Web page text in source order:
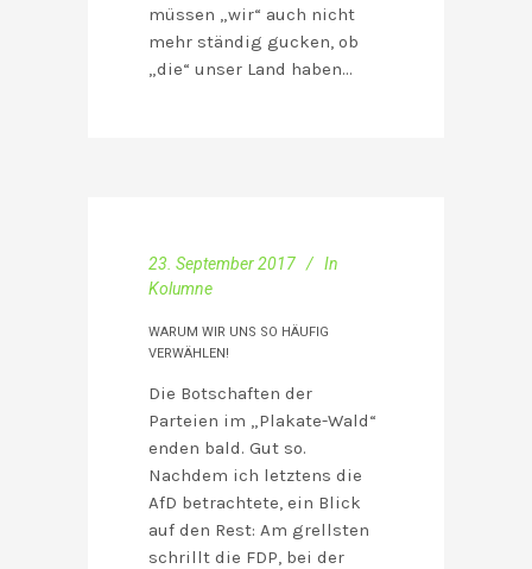
müssen „wir“ auch nicht
mehr ständig gucken, ob
„die“ unser Land haben…
23. September 2017
In
Kolumne
WARUM WIR UNS SO HÄUFIG
VERWÄHLEN!
Die Botschaften der
Parteien im „Plakate-Wald“
enden bald. Gut so.
Nachdem ich letztens die
AfD betrachtete, ein Blick
auf den Rest: Am grellsten
schrillt die FDP, bei der